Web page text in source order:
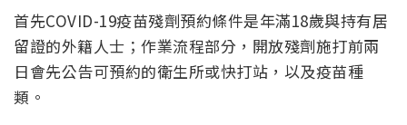
首先COVID-19疫苗殘劑預約條件是年滿18歲與持有居
留證的外籍人士；作業流程部分，開放殘劑施打前兩
日會先公告可預約的衛生所或快打站，以及疫苗種
類。